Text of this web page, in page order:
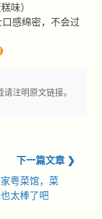
味）
感绵密，不会过
注明原文链接。
下一篇文章 ❯
粤菜馆，菜
太棒了吧